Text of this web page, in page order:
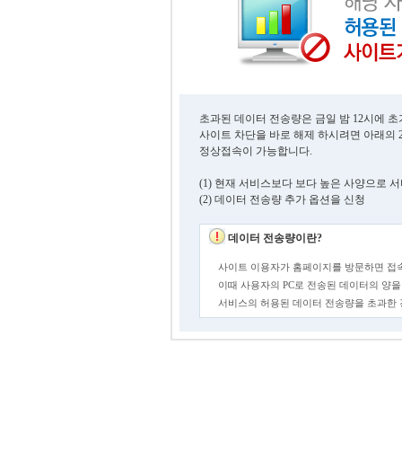
초과된 데이터 전송량은 금일 밤 12시에
사이트 차단을 바로 해제 하시려면 아래의
정상접속이 가능합니다.
(1) 현재 서비스보다 보다 높은 사양으로
(2) 데이터 전송량 추가 옵션을 신청
데이터 전송량이란?
사이트 이용자가 홈페이지를 방문하면 접
이때 사용자의 PC로 전송된 데이터의 양
서비스의 허용된 데이터 전송량을 초과